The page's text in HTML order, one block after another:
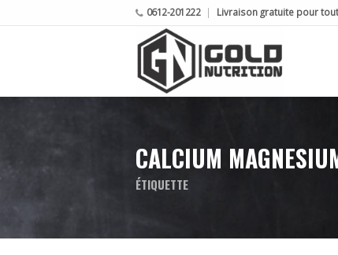
0612-201222 Livraison gratuite pour
CALCIUM
ÉTIQUETTE